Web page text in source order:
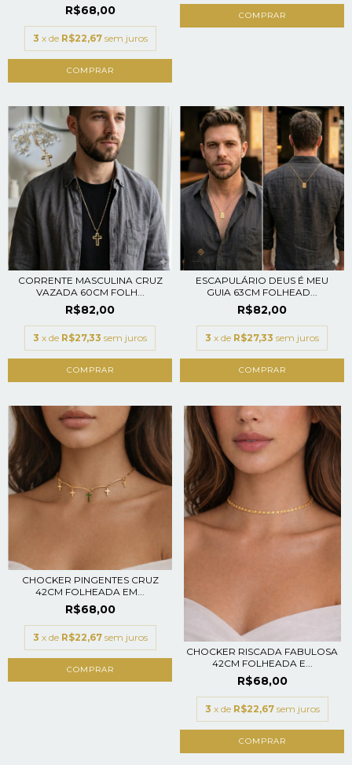
R$68,00
3 x de R$22,67 sem juros
COMPRAR
CORRENTE MASCULINA CRUZ
VAZADA 60CM FOLH...
R$82,00
3 x de R$27,33 sem juros
ESCAPULÁRIO DEUS É MEU
GUIA 63CM FOLHEAD...
R$82,00
3 x de R$27,33 sem juros
CHOCKER PINGENTES CRUZ
42CM FOLHEADA EM...
R$68,00
3 x de R$22,67 sem juros
CHOCKER RISCADA FABULOSA
42CM FOLHEADA E...
R$68,00
3 x de R$22,67 sem juros